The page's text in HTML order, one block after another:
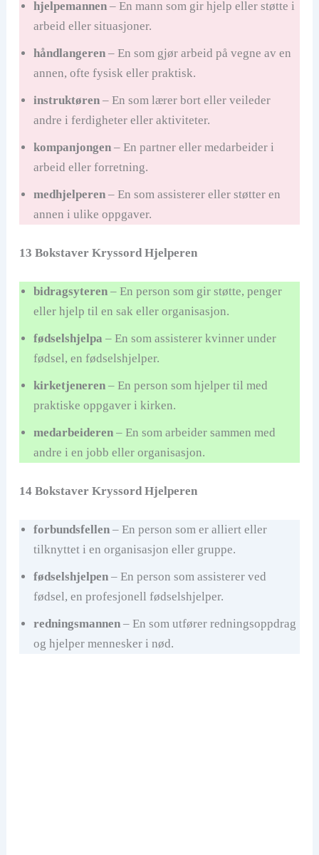
hjelpemannen– En mann som gir hjelp eller støtte i
arbeid eller situasjoner.
håndlangeren– En som gjør arbeid på vegne av en
annen, ofte fysisk eller praktisk.
instruktøren– En som lærer bort eller veileder
andre i ferdigheter eller aktiviteter.
kompanjongen– En partner eller medarbeider i
arbeid eller forretning.
medhjelperen– En som assisterer eller støtter en
annen i ulike oppgaver.
13 Bokstaver Kryssord Hjelperen
bidragsyteren– En person som gir støtte, penger
eller hjelp til en sak eller organisasjon.
fødselshjelpa – En som assisterer kvinner under
fødsel, en fødselshjelper.
kirketjeneren– En person som hjelper til med
praktiske oppgaver i kirken.
medarbeideren– En som arbeider sammen med
andre i en jobb eller organisasjon.
14 Bokstaver Kryssord Hjelperen
forbundsfellen– En person som er alliert eller
tilknyttet i en organisasjon eller gruppe.
fødselshjelpen– En person som assisterer ved
fødsel, en profesjonell fødselshjelper.
redningsmannen– En som utfører redningsoppdrag
og hjelper mennesker i nød.